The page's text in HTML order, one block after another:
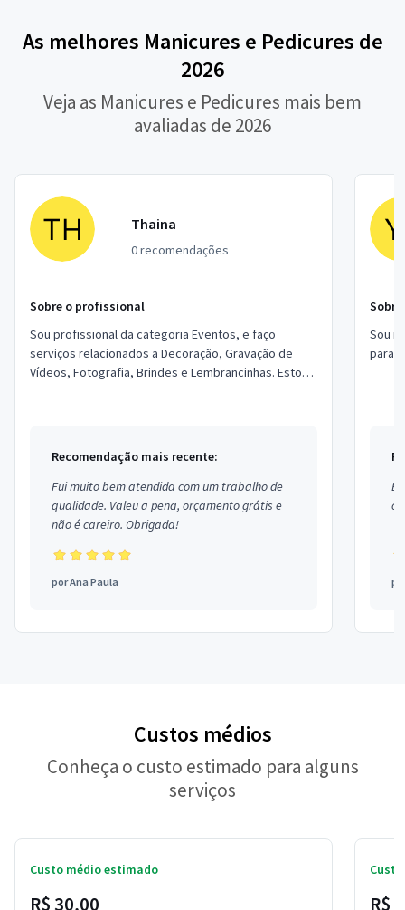
As melhores Manicures e Pedicures de
2026
Veja as Manicures e Pedicures mais bem
avaliadas de 2026
Thaina
0 recomendações
Sobre o profissional
Sou profissional da categoria Eventos, e faço
serviços relacionados a Decoração, Gravação de
Vídeos, Fotografia, Brindes e Lembrancinhas. Estou
Recomendação mais recente:
Fui muito bem atendida com um trabalho de
qualidade. Valeu a pena, orçamento grátis e
não é careiro. Obrigada!
porAna Paula
Sou
para
Custos médios
Conheça o custo estimado para alguns
serviços
Custo médio estimado
R$ 30,00 R$